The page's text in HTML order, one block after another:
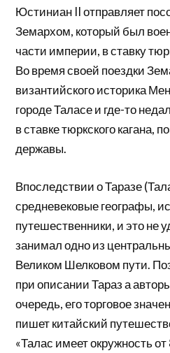
Юс­тиниан II отправляет
Земархом, который был
части импе­рии, в ставку
Во время своей поездки
византийского историка
городе Таласе и где-то
в ставке тюркского кагана,
державы.
Впоследствии о Таразе
средневековые географы,
путешественни­ки, и это не
занимал одно из
Великом Шелковом пути.
при описании Тараз а
очередь, его торговое
пишет китайский
«Талас имеет окружность